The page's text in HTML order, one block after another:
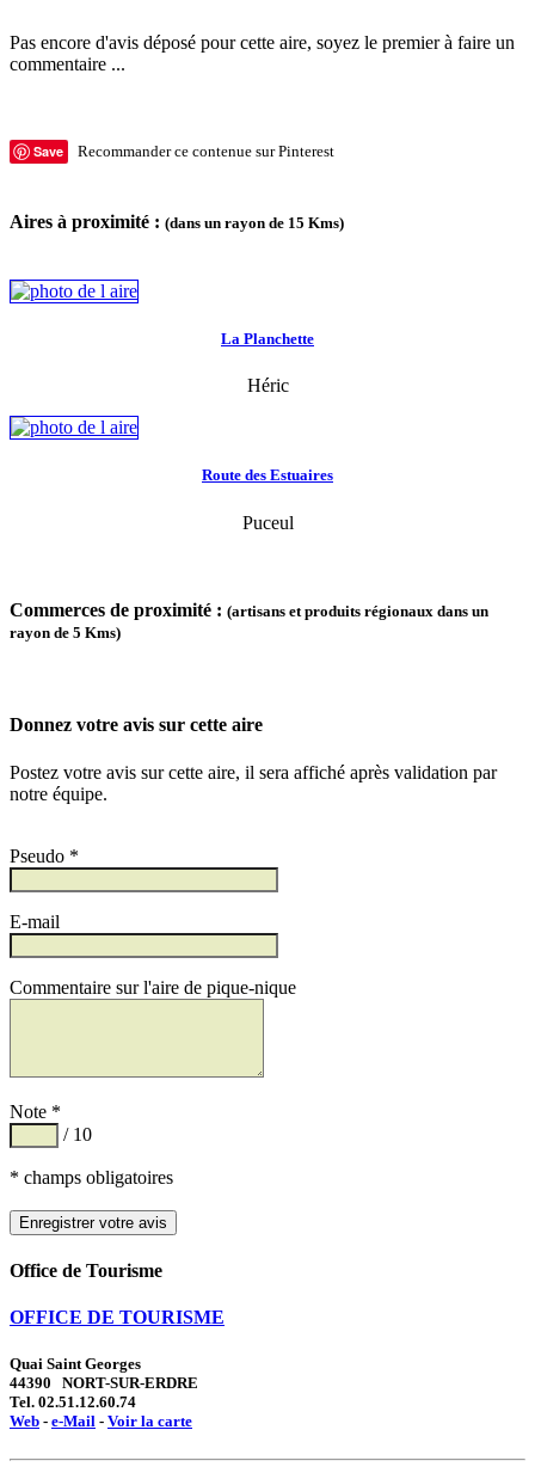
Pas encore d'avis déposé pour cette aire, soyez le premier à faire un
commentaire ...
Save Recommander ce contenue sur Pinterest
Aires à proximité : (dans un rayon de 15 Kms)
La Planchette
Héric
Route des Estuaires
Puceul
Commerces de proximité : (artisans et produits régionaux dans un
rayon de 5 Kms)
Donnez votre avis sur cette aire
Postez votre avis sur cette aire, il sera affiché après validation par
notre équipe.
Pseudo *
E-mail
Commentaire sur l'aire de pique-nique
Note *
/ 10
* champs obligatoires
Office de Tourisme
OFFICE DE TOURISME
Quai Saint Georges
44390 NORT-SUR-ERDRE
Tel. 02.51.12.60.74
Web - e-Mail - Voir la carte